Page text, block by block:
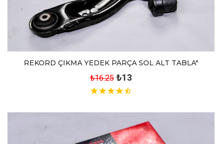
REKORD ÇIKMA YEDEK PARÇA SOL ALT TABLA"
₺16.25 ₺13